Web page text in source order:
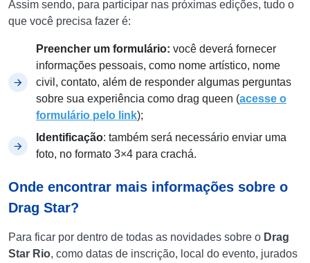
Assim sendo, para participar nas próximas edições, tudo o
que você precisa fazer é:
Preencher um formulário: você deverá fornecer
informações pessoais, como nome artístico, nome
civil, contato, além de responder algumas perguntas
sobre sua experiência como drag queen (acesse o
formulário pelo link);
Identificação: também será necessário enviar uma
foto, no formato 3×4 para crachá.
Onde encontrar mais informações sobre o
Drag Star?
Para ficar por dentro de todas as novidades sobre o Drag
Star Rio, como datas de inscrição, local do evento, jurados